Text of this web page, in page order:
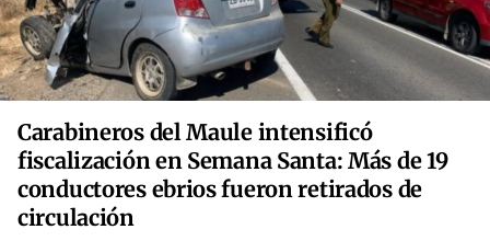
Carabineros del Maule intensificó
fiscalización en Semana Santa: Más de 19
conductores ebrios fueron retirados de
circulación